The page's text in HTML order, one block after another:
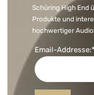
Schüring High End
Produkte und
hochwertiger
Email-Addresse:*